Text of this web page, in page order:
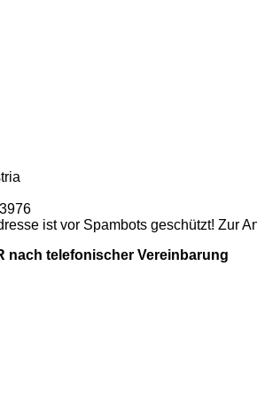
ist vor Spambots geschützt! Zur
nach telefonischer Vereinbarung